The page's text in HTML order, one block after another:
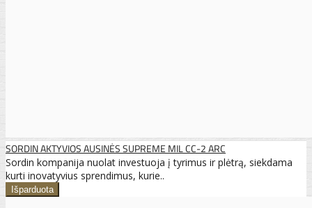
SORDIN AKTYVIOS AUSINĖS SUPREME MIL CC-2 ARC
Sordin kompanija nuolat investuoja į tyrimus ir plėtrą, siekdama
kurti inovatyvius sprendimus, kurie..